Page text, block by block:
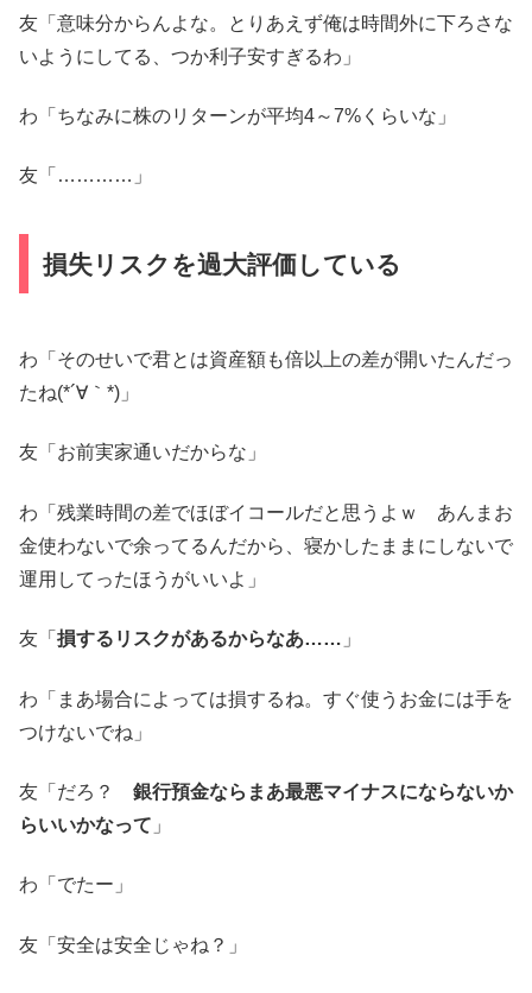
友「意味分からんよな。とりあえず俺は時間外に下ろさな
いようにしてる、つか利子安すぎるわ」
わ「ちなみに株のリターンが平均4～7%くらいな」
友「…………」
損失リスクを過大評価している
わ「そのせいで君とは資産額も倍以上の差が開いたんだっ
たね(*´∀｀*)」
友「お前実家通いだからな」
わ「残業時間の差でほぼイコールだと思うよｗ あんまお
金使わないで余ってるんだから、寝かしたままにしないで
運用してったほうがいいよ」
友「 損するリスクがあるからなあ…… 」
わ「まあ場合によっては損するね。すぐ使うお金には手を
つけないでね」
友「だろ？ 銀行預金ならまあ最悪マイナスにならないか
らいいかなって 」
わ「でたー」
友「安全は安全じゃね？」